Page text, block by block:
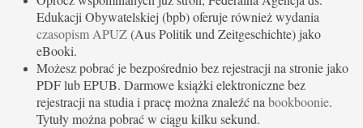
Edukacji Obywatelskiej (bpb) oferuje również wydania
czasopism APUZ(Aus Politik und Zeitgeschichte) jako
eBooki.
Możesz pobrać je bezpośrednio bez rejestracji na stronie jako
PDF lub EPUB. Darmowe książki elektroniczne bez
rejestracji na studia i pracę można znaleźć na bookboonie.
Tytuły można pobrać w ciągu kilku sekund.